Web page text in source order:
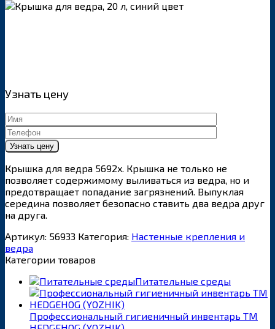
Узнать цену
Крышка для ведра 5692x. Крышка не только не
позволяет содержимому выливаться из ведра, но и
предотвращает попадание загрязнений. Выпуклая
середина позволяет безопасно ставить два ведра друг
на друга.
Артикул: 56933 Категория: Настенные крепления и
ведра
Категории товаров
Питательные среды
Профессиональный гигиеничный инвентарь ТМ